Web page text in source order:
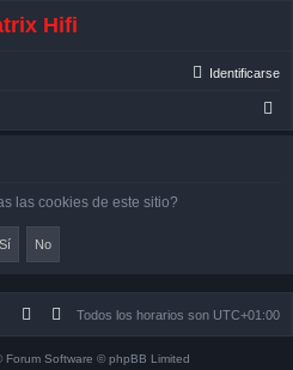
Hifi
Identificarse
las cookies de este sitio?
Todos los horarios son UTC+01:00
Forum Software © phpBB Limited